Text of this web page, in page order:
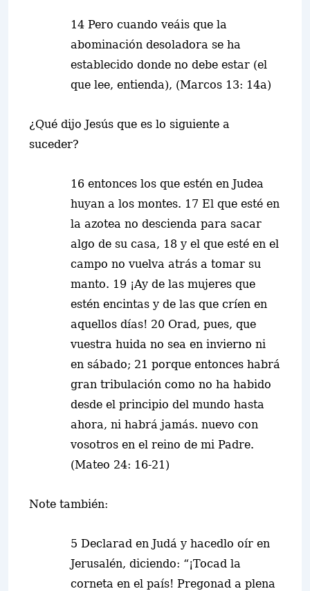
14 Pero cuando veáis que la
abominación desoladora se ha
establecido donde no debe estar (el
que lee, entienda), (Marcos 13: 14a)
¿Qué dijo Jesús que es lo siguiente a
suceder?
16 entonces los que estén en Judea
huyan a los montes. 17 El que esté en
la azotea no descienda para sacar
algo de su casa, 18 y el que esté en el
campo no vuelva atrás a tomar su
manto. 19 ¡Ay de las mujeres que
estén encintas y de las que críen en
aquellos días! 20 Orad, pues, que
vuestra huida no sea en invierno ni
en sábado; 21 porque entonces habrá
gran tribulación como no ha habido
desde el principio del mundo hasta
ahora, ni habrá jamás. nuevo con
vosotros en el reino de mi Padre.
(Mateo 24: 16-21)
Note también:
5 Declarad en Judá y hacedlo oír en
Jerusalén, diciendo: “¡Tocad la
corneta en el país! Pregonad a plena